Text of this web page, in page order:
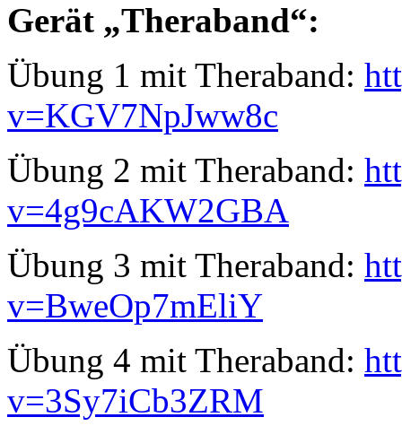
Gerät „Theraband“:
Übung 1 mit Theraband:
v=KGV7NpJww8c
Übung 2 mit Theraband:
v=4g9cAKW2GBA
Übung 3 mit Theraband:
v=BweOp7mEliY
Übung 4 mit Theraband:
v=3Sy7iCb3ZRM